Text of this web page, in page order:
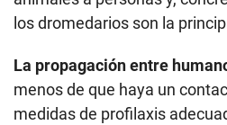
los dromedarios son la
La propagación entre
menos de que haya un
medidas de profilaxis